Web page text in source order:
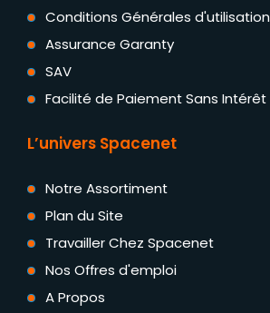
Conditions Générales d'utilisation
Assurance Garanty
SAV
Facilité de Paiement Sans Intérêt
L’univers Spacenet
Notre Assortiment
Plan du Site
Travailler Chez Spacenet
Nos Offres d'emploi
A Propos